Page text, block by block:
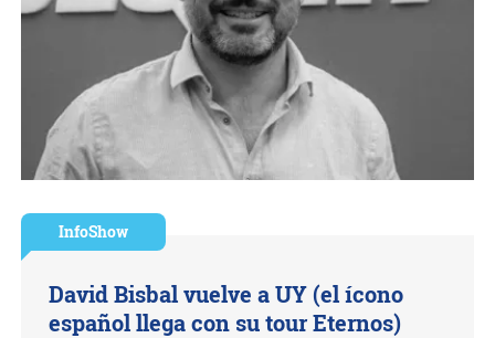
InfoShow
David Bisbal vuelve a UY (el ícono
español llega con su tour Eternos)